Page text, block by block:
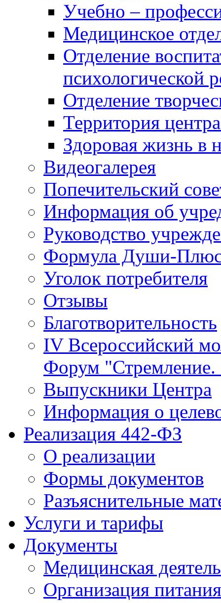
Учебно –
Медицинское
Отделение
психологической
Отделение
Территория
Здоровая жизнь в
Видеогалерея
Попечительский
Информация об
Руководство
Формула Души-
Уголок потребителя
Отзывы
Благотворительность
IV Всероссийский
Форум "Стремление.
Выпускники Центра
Информация о
Реализация 442-ФЗ
О реализации
Формы документов
Разъяснительные
Услуги и тарифы
Документы
Медицинская
Организация питания